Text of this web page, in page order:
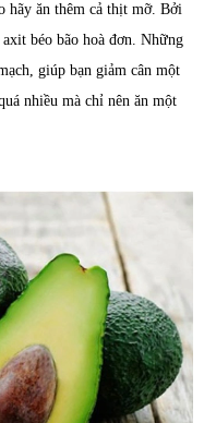
hãy ăn thêm cả thịt mỡ. Bởi
béo bão hoà đơn. Những
giúp bạn giảm cân một
nhiều mà chỉ nên ăn một